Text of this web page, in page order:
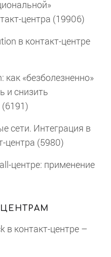
центра (19906)
в контакт-центре
«безболезненно»
и снизить
сети. Интеграция в
центра (5980)
центре: применение
в контакт-центре –